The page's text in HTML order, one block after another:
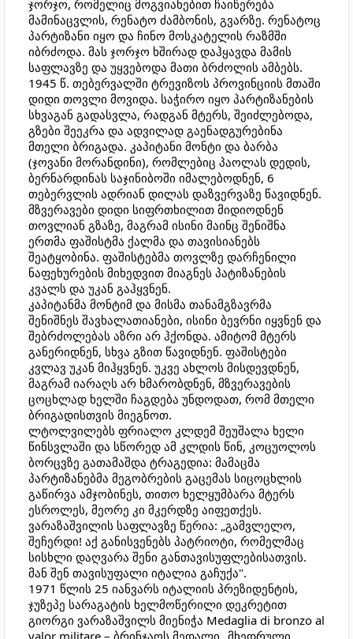
ჯორჯო, რომელიც მოგვიანებით ჩაიწერება
მამინაცვლის, რენატო ძამბონის, გვარზე. რენატოც
პარტიზანი იყო და ჩინო მოსკატელის რაზმში
იბრძოდა. მას ჯორჯო ხშირად დაჰყავდა მამის
საფლავზე და უყვებოდა მათი ბრძოლის ამბებს.
1945 წ. თებერვალში ტრევიზოს პროვინციის მთაში
დიდი თოვლი მოვიდა. საჭირო იყო პარტიზანების
სხვაგან გადასვლა, რადგან მტერს, შეიძლებოდა,
გზები შეეკრა და ადვილად გაენადგურებინა
მთელი ბრიგადა. კაპიტანი მონტი და ბარბა
(ჯოვანი მორანდინი), რომლებიც პაოლას დედის,
ბერნარდინას საჯინიბოში იმალებოდნენ, 6
თებერვლის ადრიან დილას დაზვერვაზე წავიდნენ.
მზვერავები დიდი სიფრთხილით მიდიოდნენ
თოვლიან გზაზე, მაგრამ ისინი მაინც შენიშნა
ერთმა ფაშისტმა ქალმა და თავისიანებს
შეატყობინა. ფაშისტებმა თოვლზე დარჩენილი
ნაფეხურების მიხედვით მიაგნეს პატიზანების
კვალს და უკან გაჰყვნენ.
კაპიტანმა მონტიმ და მისმა თანამგზავრმა
შენიშნეს შავხალათიანები, ისინი ბევრნი იყვნენ და
შებრძოლებას აზრი არ ჰქონდა. ამიტომ მტერს
განერიდნენ, სხვა გზით წავიდნენ. ფაშისტები
კვლავ უკან მიჰყვნენ. უკვე ახლოს მისდევდნენ,
მაგრამ იარაღს არ ხმარობდნენ, მზვერავების
ცოცხლად ხელში ჩაგდება უნდოდათ, რომ მთელი
ბრიგადისთვის მიეგნოთ.
ლტოლვილებს ფრიალო კლდემ შეუშალა ხელი
წინსვლაში და სწორედ ამ კლდის წინ, კოცუოლოს
ბორცვზე გათამაშდა ტრაგედია: მამაცმა
პარტიზანებმა მეგობრების გაცემას სიცოცხლის
გაწირვა ამჯობინეს, თითო ხელყუმბარა მტერს
ესროლეს, მეორე კი მკერდზე აიფეთქეს.
ვარაზაშვილის საფლავზე წერია: „გამვლელო,
შეჩერდი! აქ განისვენებს პატრიოტი, რომელმაც
სისხლი დაღვარა შენი განთავისუფლებისათვის.
მან შენ თავისუფალი იტალია გაჩუქა".
1971 წლის 25 იანვარს იტალიის პრეზიდენტის,
ჯუზეპე სარაგატის ხელმოწერილი დეკრეტით
გიორგი ვარაზაშვილს მიენიჭა Medaglia di bronzo al
valor militare – ბრინჯაოს მედალი „მხედრული